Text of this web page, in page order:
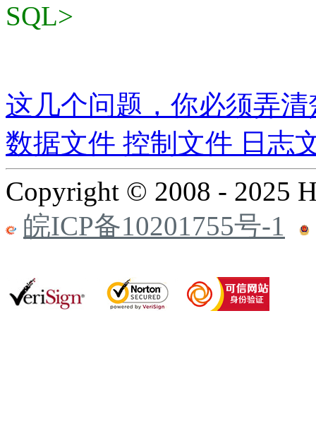
SQL>
这几个问题，你必须弄清
数据文件 控制文件 日志
Copyright © 2008 - 2025
皖ICP备10201755号-1